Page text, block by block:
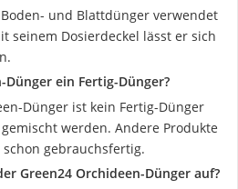
und Blattdünger verwendet
seinem Dosierdeckel lässt er sich
ein Fertig-Dünger?
Dünger ist kein Fertig-Dünger
werden. Andere Produkte
gebrauchsfertig.
Green24 Orchideen-Dünger auf?